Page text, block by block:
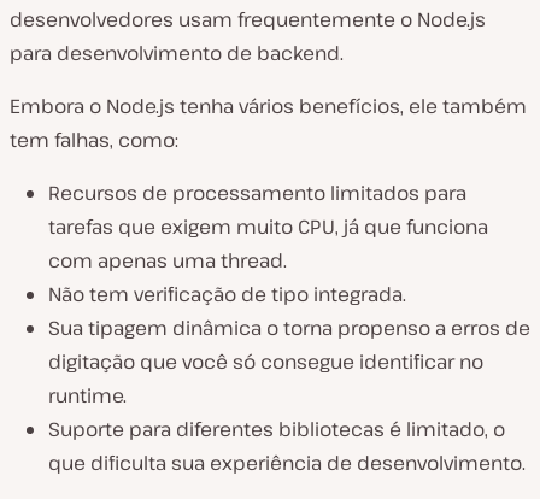
desenvolvedores usam frequentemente o Node.js
para desenvolvimento de backend.
Embora o Node.js tenha vários benefícios, ele também
tem falhas, como:
Recursos de processamento limitados para
tarefas que exigem muito CPU, já que funciona
com apenas uma thread.
Não tem verificação de tipo integrada.
Sua tipagem dinâmica o torna propenso a erros de
digitação que você só consegue identificar no
runtime.
Suporte para diferentes bibliotecas é limitado, o
que dificulta sua experiência de desenvolvimento.